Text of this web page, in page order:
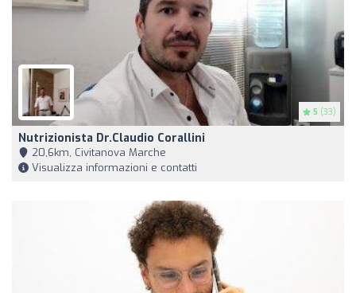
5 (33)
Nutrizionista Dr.Claudio Corallini
20,6km, Civitanova Marche
Visualizza informazioni e contatti